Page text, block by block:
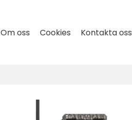
Om oss Cookies Kontakta oss